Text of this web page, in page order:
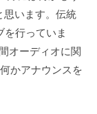
思います。伝統
行っていま
オーディオに関
かアナウンスを